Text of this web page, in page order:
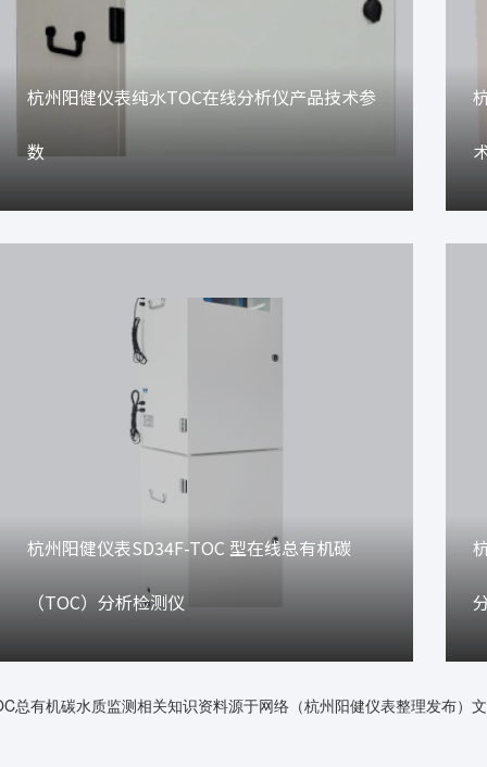
杭州阳健仪表纯水TOC在线分析仪产品技术参
数
杭州阳健仪表SD34F-TOC 型在线总有机碳
（TOC）分析检测仪
总有机碳水质监测相关知识资料源于网络（杭州阳健仪表整理发布